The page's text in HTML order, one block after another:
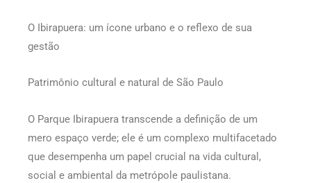
O Ibirapuera: um ícone urbano e o reflexo de sua
gestão
Patrimônio cultural e natural de São Paulo
O Parque Ibirapuera transcende a definição de um
mero espaço verde; ele é um complexo multifacetado
que desempenha um papel crucial na vida cultural,
social e ambiental da metrópole paulistana.